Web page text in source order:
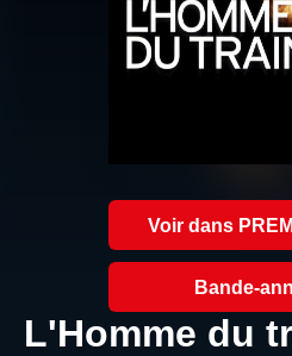
Voir dans
Bande-
L'Homme du